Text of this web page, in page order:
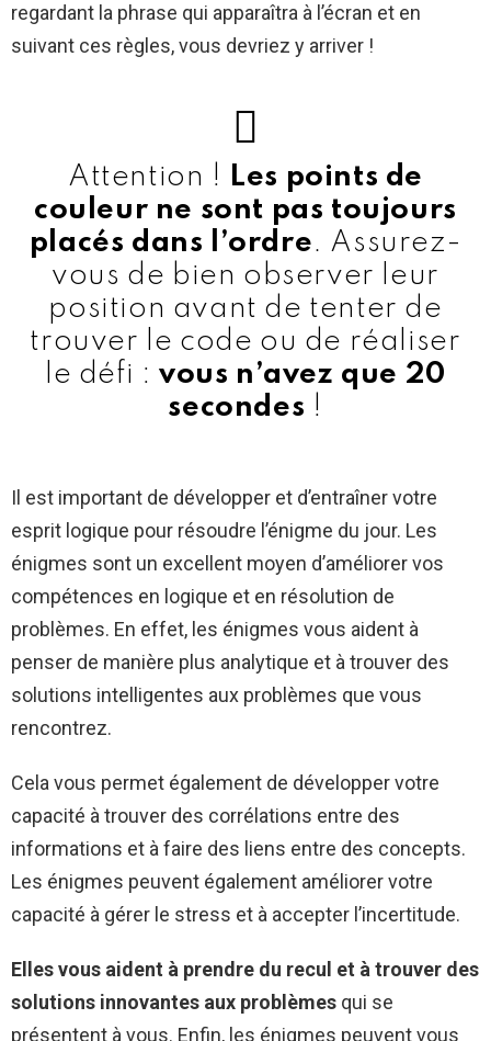
regardant la phrase qui apparaîtra à l’écran et en
suivant ces règles, vous devriez y arriver !
Attention ! Les points de
couleur ne sont pas toujours
placés dans l’ordre. Assurez-
vous de bien observer leur
position avant de tenter de
trouver le code ou de réaliser
le défi :vous n’avez que 20
secondes !
Il est important de développer et d’entraîner votre
esprit logique pour résoudre l’énigme du jour. Les
énigmes sont un excellent moyen d’améliorer vos
compétences en logique et en résolution de
problèmes. En effet, les énigmes vous aident à
penser de manière plus analytique et à trouver des
solutions intelligentes aux problèmes que vous
rencontrez.
Cela vous permet également de développer votre
capacité à trouver des corrélations entre des
informations et à faire des liens entre des concepts.
Les énigmes peuvent également améliorer votre
capacité à gérer le stress et à accepter l’incertitude.
Elles vous aident à prendre du recul et à trouver des
solutions innovantes aux problèmes qui se
présentent à vous. Enfin, les énigmes peuvent vous